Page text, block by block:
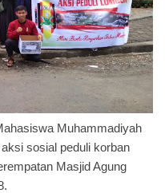
Muhammadiyah
sosial peduli korban
Masjid Agung